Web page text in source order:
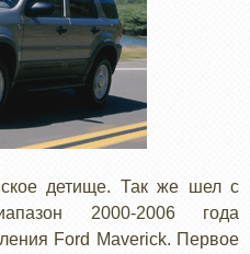
детище. Так же шел с
2000-2006 года
Ford Maverick. Первое